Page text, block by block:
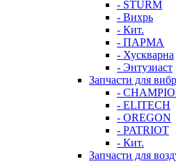
- STURM
- Вихрь
- Кит.
- ПАРМА
- Хускварна
- Энтузиаст
Запчасти для
-
- ELITECH
- OREGON
- PATRIOT
- Кит.
Запчасти для